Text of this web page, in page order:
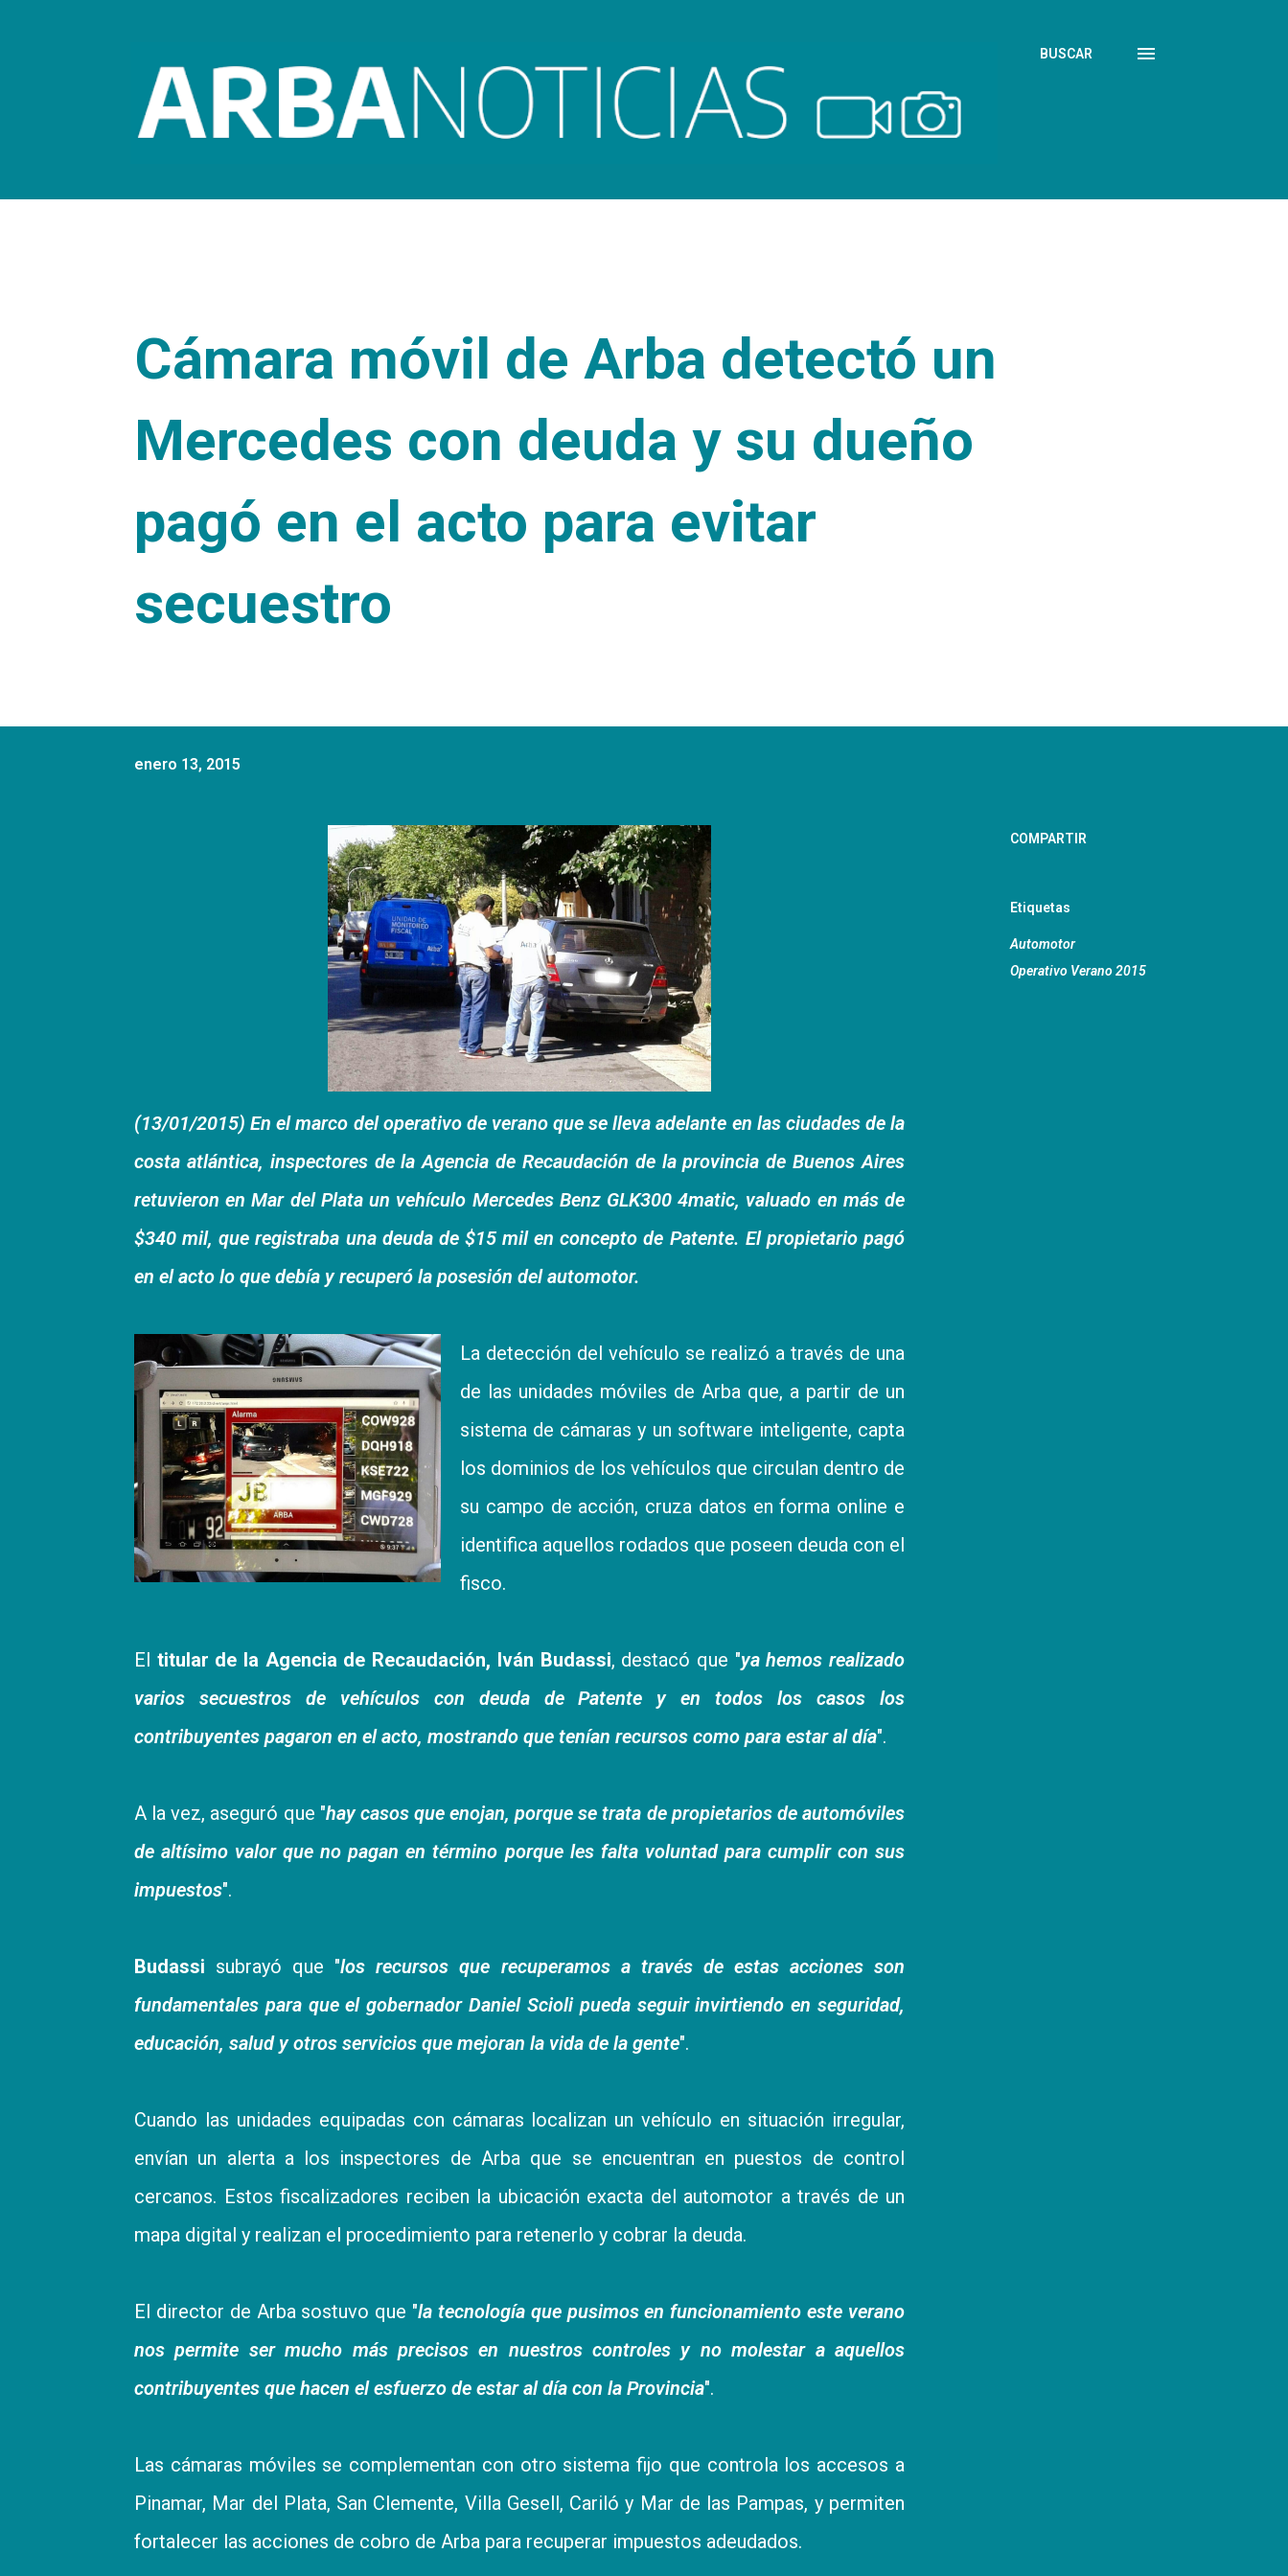
BUSCAR
Cámara móvil de Arba detectó un
Mercedes con deuda y su dueño
pagó en el acto para evitar
secuestro
enero 13, 2015
(13/01/2015) En el marco del operativo de verano que se lleva adelante en las ciudades de la
costa atlántica, inspectores de la Agencia de Recaudación de la provincia de Buenos Aires
retuvieron en Mar del Plata un vehículo Mercedes Benz GLK300 4matic, valuado en más de
$340 mil, que registraba una deuda de $15 mil en concepto de Patente. El propietario pagó
en el acto lo que debía y recuperó la posesión del automotor.
La detección del vehículo se realizó a través de una
de las unidades móviles de Arba que, a partir de un
sistema de cámaras y un software inteligente, capta
los dominios de los vehículos que circulan dentro de
su campo de acción, cruza datos en forma online e
identifica aquellos rodados que poseen deuda con el
fisco.
El titular de la Agencia de Recaudación, Iván Budassi, destacó que "ya hemos realizado
varios secuestros de vehículos con deuda de Patente y en todos los casos los
contribuyentes pagaron en el acto, mostrando que tenían recursos como para estar al día".
A la vez, aseguró que "hay casos que enojan, porque se trata de propietarios de automóviles
de altísimo valor que no pagan en término porque les falta voluntad para cumplir con sus
impuestos".
Budassi subrayó que "los recursos que recuperamos a través de estas acciones son
fundamentales para que elgobernador Daniel Sciolipueda seguir invirtiendo en seguridad,
educación, salud y otros servicios que mejoran la vida de la gente".
Cuando las unidades equipadas con cámaras localizan un vehículo en situación irregular,
envían un alerta a los inspectores de Arba que se encuentran en puestos de control
cercanos. Estos fiscalizadores reciben la ubicación exacta del automotor a través de un
mapa digital y realizan el procedimiento para retenerlo y cobrar la deuda.
El director de Arba sostuvo que "la tecnología que pusimos en funcionamiento este verano
nos permite ser mucho más precisos en nuestros controles y no molestar a aquellos
contribuyentes que hacen el esfuerzo de estar al día con la Provincia".
Las cámaras móviles se complementan con otro sistema fijo que controla los accesos a
Pinamar, Mar del Plata, San Clemente, Villa Gesell, Cariló y Mar de las Pampas, y permiten
fortalecer las acciones de cobro de Arba para recuperar impuestos adeudados.
COMPARTIR
Etiquetas
Automotor
Operativo Verano 2015